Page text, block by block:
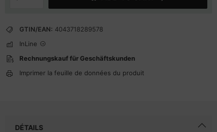
GTIN/EAN: 4043718289578
InLine
Rechnungskauf für Geschäftskunden
Imprimer la feuille de données du produit
DÉTAILS